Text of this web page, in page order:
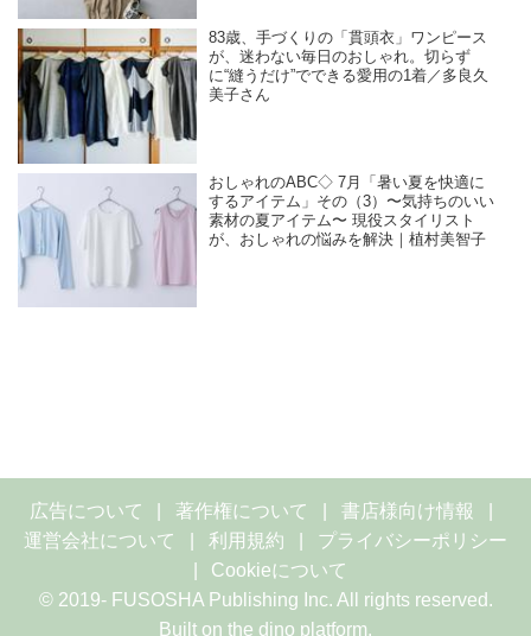
83歳、手づくりの「貫頭衣」ワンピース
が、迷わない毎日のおしゃれ。切らず
に“縫うだけ”でできる愛用の1着／多良久
美子さん
おしゃれのABC◇ 7月「暑い夏を快適に
するアイテム」その（3）〜気持ちのいい
素材の夏アイテム〜 現役スタイリスト
が、おしゃれの悩みを解決｜植村美智子
広告について 著作権について
書店様向け情報
運営会社について
利用規約
プライバシーポリシー
Cookieについて
© 2019- FUSOSHA Publishing Inc. All rights reserved.
Built on the dino platform.